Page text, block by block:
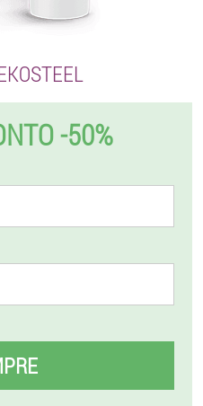
-50%